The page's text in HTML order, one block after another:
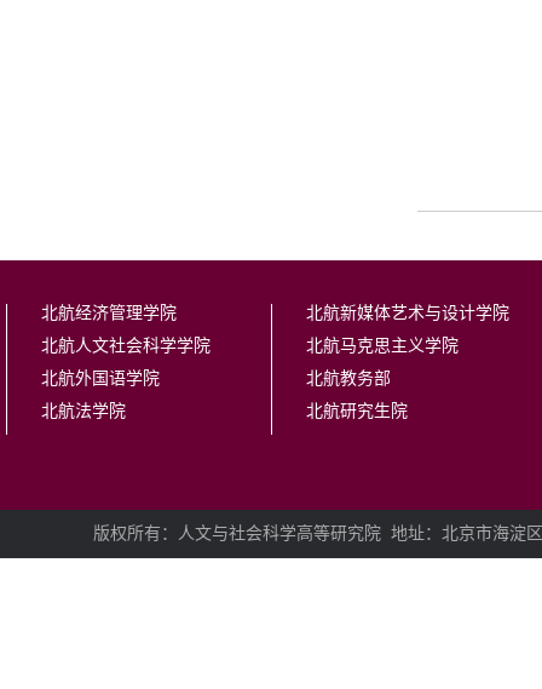
北航经济管理学院
北航人文社会科学学院
北航外国语学院
北航法学院
北航新媒体艺术与设计学院
北航马克思主义学院
北航教务部
北航研究生院
版权所有：人文与社会科学高等研究院 地址：北京市海淀